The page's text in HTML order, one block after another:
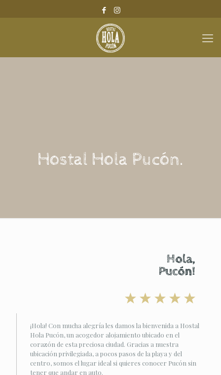
Hostal Hola Pucón.
Hola,
Pucón!
¡Hola! Con mucha alegría les damos la bienvenida a Hostal
Hola Pucón, un acogedor alojamiento ubicado en el
corazón de esta preciosa ciudad. Gracias a nuestra
ubicación privilegiada, a pocos pasos de la playa y del
centro, somos el lugar ideal si quieres conocer Pucón sin
tener que andar en auto.